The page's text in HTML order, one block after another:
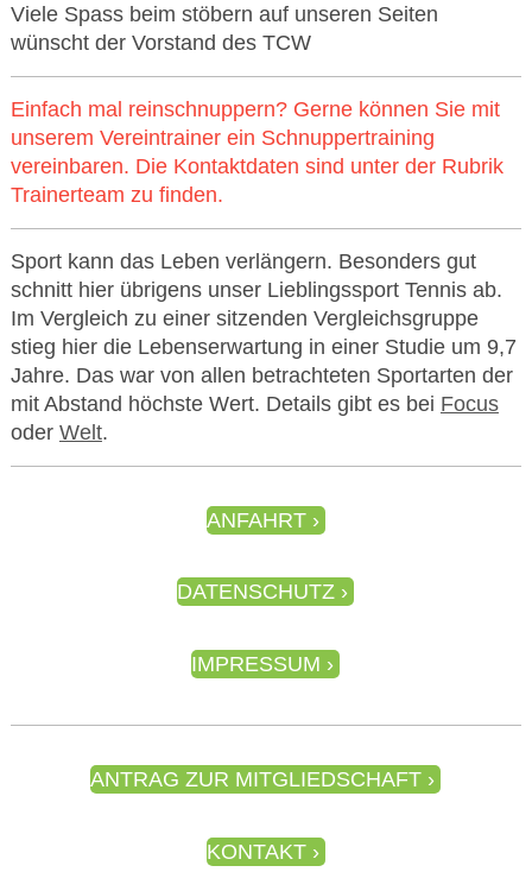
Viele Spass beim stöbern auf unseren Seiten
wünscht der Vorstand des TCW
Einfach mal reinschnuppern? Gerne können Sie mit
unserem Vereintrainer ein Schnuppertraining
vereinbaren. Die Kontaktdaten sind unter der Rubrik
Trainerteam zu finden.
Sport kann das Leben verlängern. Besonders gut
schnitt hier übrigens unser Lieblingssport Tennis ab.
Im Vergleich zu einer sitzenden Vergleichsgruppe
stieg hier die Lebenserwartung in einer Studie um 9,7
Jahre. Das war von allen betrachteten Sportarten der
mit Abstand höchste Wert. Details gibt es bei Focus
oder Welt.
ANFAHRT
DATENSCHUTZ
IMPRESSUM
ANTRAG ZUR MITGLIEDSCHAFT
KONTAKT